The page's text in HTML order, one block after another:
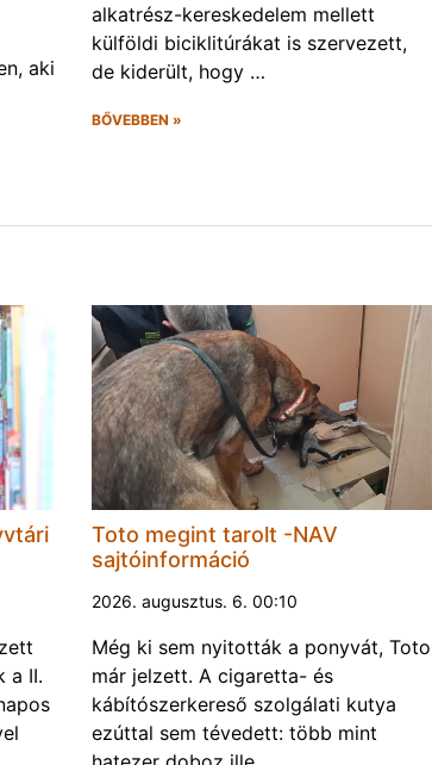
aki
alkatrész-kereskedelem mellett
külföldi biciklitúrákat is szervezett,
de kiderült, hogy …
BŐVEBBEN »
a II.
Toto megint tarolt -NAV
sajtóinformáció
2026. augusztus. 6. 00:10
Még ki sem nyitották a ponyvát, Toto
már jelzett. A cigaretta- és
kábítószerkereső szolgálati kutya
ezúttal sem tévedett: több mint